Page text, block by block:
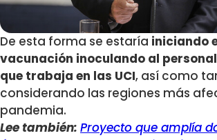
De esta forma se estaría iniciando
vacunación inoculando al
que trabaja en las UCI, así como
considerando las regiones más
pandemia.
Lee también: Proyecto que amplía